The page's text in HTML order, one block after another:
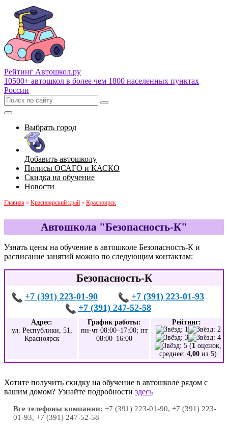
Рейтинг Автошкол.ру
10500+ автошкол в более чем 1800 населенных пунктах
России
Выбрать город
Добавить автошколу
Полисы ОСАГО и КАСКО
Скидка на обучение
Новости
Главная » Красноярский край » Красноярск
Автошкола "Безопасность-К"
Узнать цены на обучение в автошколе Безопасность-К и
расписание занятий можно по следующим контактам:
Безопасность-К
+7 (391) 223-01-90
+7 (391) 223-01-93
+7 (391) 247-52-58
Адрес:
ул. Республики, 51,
Красноярск
График работы:
пн-чт 08:00–17:00; пт
08:00–16:00
Рейтинг:
(1 оценок,
среднее: 4,00 из 5)
Хотите получить скидку на обучение в автошколе рядом с
вашим домом? Узнайте подробности здесь
Все телефоны компании: +7 (391) 223-01-90, +7 (391) 223-
01-93, +7 (391) 247-52-58